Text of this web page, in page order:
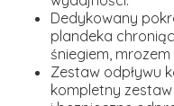
Dedykowany
plandeka
śniegiem,
Zestaw odpływu
kompletny